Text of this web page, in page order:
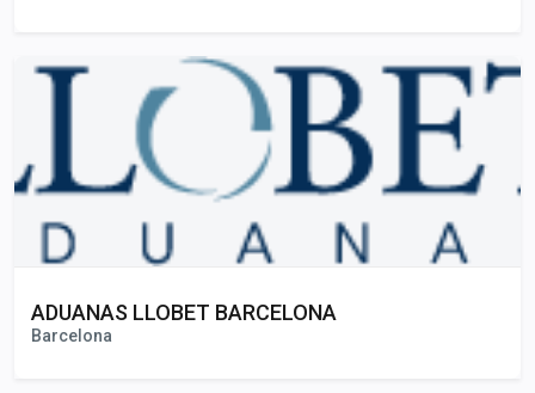
ADUANAS LLOBET BARCELONA
Barcelona